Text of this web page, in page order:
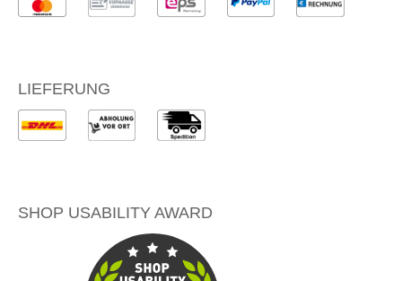
LIEFERUNG
SHOP USABILITY AWARD